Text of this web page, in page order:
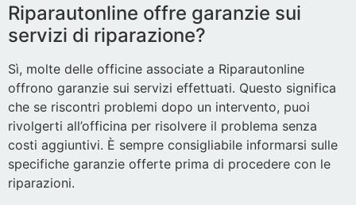
Riparautonline offre garanzie sui
servizi di riparazione?
Sì, molte delle officine associate a Riparautonline
offrono garanzie sui servizi effettuati. Questo significa
che se riscontri problemi dopo un intervento, puoi
rivolgerti all’officina per risolvere il problema senza
costi aggiuntivi. È sempre consigliabile informarsi sulle
specifiche garanzie offerte prima di procedere con le
riparazioni.